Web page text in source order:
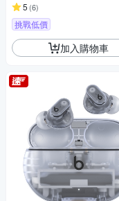
5 (6)
挑戰低價
加入購物車